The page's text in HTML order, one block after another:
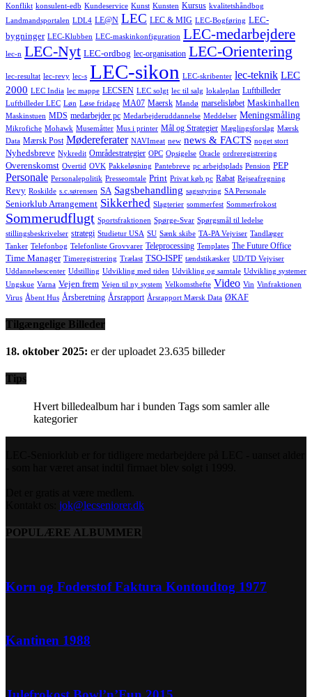
Konflikt konsulent-edb Kundeservice Kunst Kunsten Kursus kvalitetshåndbog
Landmandsportalen LDL4 LE@N LEC LEC & MIG LEC-Bogføring LEC-
bygninger LEC-Klubben LEC-maskinkonfiguration LEC-medarbejdere
lec-n LEC-Nyt LEC-ordbog lec-organisation LEC-Orientering
lec-resultat lec-revy lec-s LEC-sikon LEC-skribenter lec-teknik LEC
2000 LEC India lec mappe LECSEN LEC solgt lec til salg lokaleplan Luftbilleder
Luftbilleder LEC Løn Løse fridage MA07 Maersk Mandø marselisløbet Maskinhallen
Maskinstuen MDS medarbejder pc Medarbejderuddannelse Meddelser Meningsmåling
Mikrofiche Mohawk Musemåtter Mus i printer Mål og Strategier Mæglingsforslag Mærsk
Data Mærsk Post Mødereferater NAVImeat new news & FACTS noget stort
Nyhedsbreve Nykredit Områdestrategier OPC Opsigelse Oracle ordreregistrering
Overenskomst Overtid OVK Pakkeløsning Pantebreve pc arbejdsplads Pension PEP
Personale Personalepolitik Presseomtale Print Privat køb pc Rabat Rejseafregning
Revy Roskilde s.c.sørensen SA Sagsbehandling sagsstyring SA Personale
Seniorklub Arrangement Sikkerhed Slagterier sommerfest Sommerfrokost
Sommerudflugt Sportsfraktionen Spørge-Svar Spørgsmål til ledelse
stillingsbeskrivelser strategi Studietur USA SU Sænk skibe TA-PA Vejviser Tandlæger
Tanker Telefonbog Telefonliste Grovvarer Teleprocessing Templates The Future Office
Time Manager Timeregistrering Trælast TSO-ISPF tændstikæsker UD/TD Vejviser
Uddannelsescenter Udstilling Udvikling med tiden Udvikling og samtale Udvikling systemer
Ungskue Varna Vejen frem Vejen til ny system Velkomsthefte Video Vin Vinfraktionen
Virus Åbent Hus Årsberetning Årsrapport Årsrapport Mærsk Data ØKAF
Tilgængelige Billeder
18. oktober 2025: er der uploadet 23.635 billeder
Tips
Hvert billedealbum har i bunden Tags som samler alle
kategorier
jok@lecseniorer.dk
POPULÆRE ALBUMMER
Korn og Foderstof Faktura Kontoudtog 1977
Kantinen 1988